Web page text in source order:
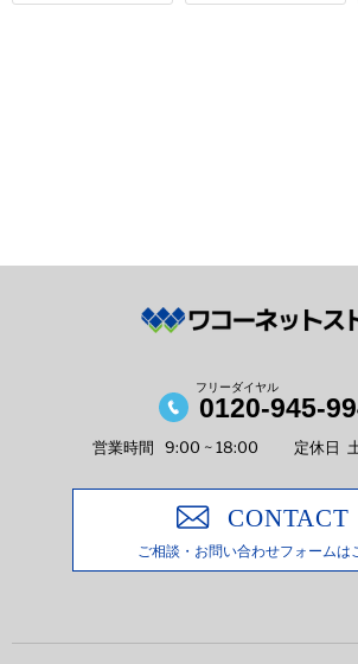
フリーダイヤル
0120-945-
営業時間 9:00 ~ 18:00 定休日
ご相談・お問い合わせフォームは